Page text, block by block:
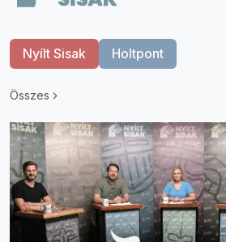
Nyílt Sisak Holtpont
Összes